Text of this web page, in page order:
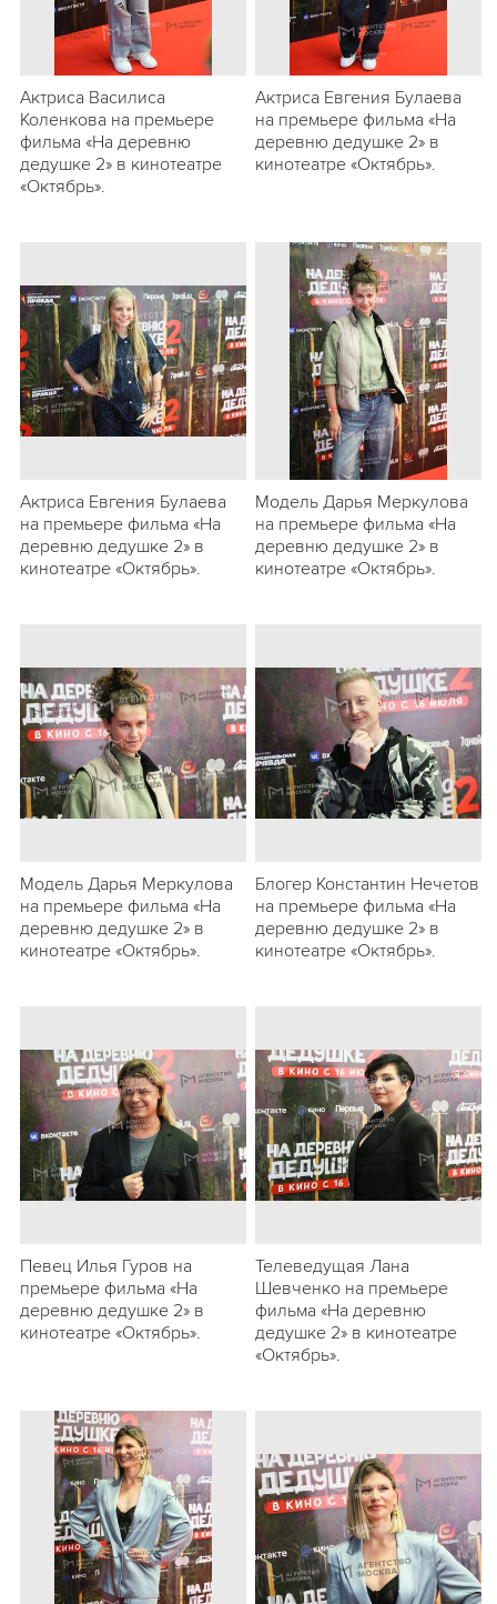
Актриса Василиса
Коленкова на премьере
фильма «На деревню
дедушке 2» в кинотеатре
«Октябрь».
Актриса Евгения Булаева
на премьере фильма «На
деревню дедушке 2» в
кинотеатре «Октябрь».
Актриса Евгения Булаева
на премьере фильма «На
деревню дедушке 2» в
кинотеатре «Октябрь».
Модель Дарья Меркулова
на премьере фильма «На
деревню дедушке 2» в
кинотеатре «Октябрь».
Модель Дарья Меркулова
на премьере фильма «На
деревню дедушке 2» в
кинотеатре «Октябрь».
Блогер Константин Нечетов
на премьере фильма «На
деревню дедушке 2» в
кинотеатре «Октябрь».
Певец Илья Гуров на
премьере фильма «На
деревню дедушке 2» в
кинотеатре «Октябрь».
Телеведущая Лана
Шевченко на премьере
фильма «На деревню
дедушке 2» в кинотеатре
«Октябрь».